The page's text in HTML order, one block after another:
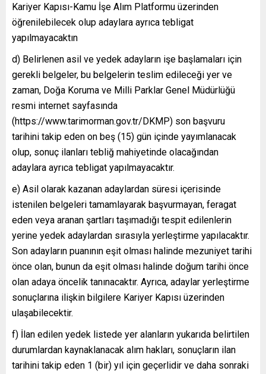
Kariyer Kapısı-Kamu İşe Alım Platformu üzerinden
öğrenilebilecek olup adaylara ayrıca tebligat
yapılmayacaktın
d) Belirlenen asil ve yedek adayların işe başlamaları için
gerekli belgeler, bu belgelerin teslim edileceği yer ve
zaman, Doğa Koruma ve Milli Parklar Genel Müdürlüğü
resmi internet sayfasında
(https://www.tarimorman.gov.tr/DKMP) son başvuru
tarihini takip eden on beş (15) gün içinde yayımlanacak
olup, sonuç ilanları tebliğ mahiyetinde olacağından
adaylara ayrıca tebligat yapılmayacaktır.
e) Asil olarak kazanan adaylardan süresi içerisinde
istenilen belgeleri tamamlayarak başvurmayan, feragat
eden veya aranan şartları taşımadığı tespit edilenlerin
yerine yedek adaylardan sırasıyla yerleştirme yapılacaktır.
Son adayların puanının eşit olması halinde mezuniyet tarihi
önce olan, bunun da eşit olması halinde doğum tarihi önce
olan adaya öncelik tanınacaktır. Ayrıca, adaylar yerleştirme
sonuçlarına ilişkin bilgilere Kariyer Kapısı üzerinden
ulaşabilecektir.
f) İlan edilen yedek listede yer alanların yukarıda belirtilen
durumlardan kaynaklanacak alım hakları, sonuçların ilan
tarihini takip eden 1 (bir) yıl için geçerlidir ve daha sonraki